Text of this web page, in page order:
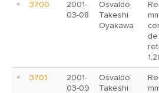
3700
2001-
03-08
Osvaldo
Takeshi
Oyakawa
3701
2001-
03-09
Osvaldo
Takeshi